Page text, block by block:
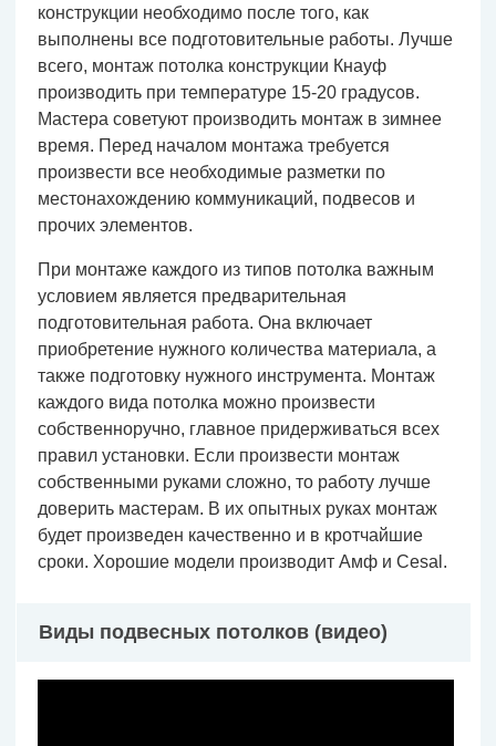
конструкции необходимо после того, как
выполнены все подготовительные работы. Лучше
всего, монтаж потолка конструкции Кнауф
производить при температуре 15-20 градусов.
Мастера советуют производить монтаж в зимнее
время. Перед началом монтажа требуется
произвести все необходимые разметки по
местонахождению коммуникаций, подвесов и
прочих элементов.
При монтаже каждого из типов потолка важным
условием является предварительная
подготовительная работа. Она включает
приобретение нужного количества материала, а
также подготовку нужного инструмента. Монтаж
каждого вида потолка можно произвести
собственноручно, главное придерживаться всех
правил установки. Если произвести монтаж
собственными руками сложно, то работу лучше
доверить мастерам. В их опытных руках монтаж
будет произведен качественно и в кротчайшие
сроки. Хорошие модели производит Амф и Cesal.
Виды подвесных потолков (видео)